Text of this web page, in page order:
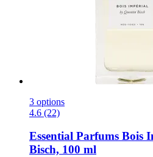
3 options
4.6 (22)
Essential Parfums Bois
Bisch, 100 ml